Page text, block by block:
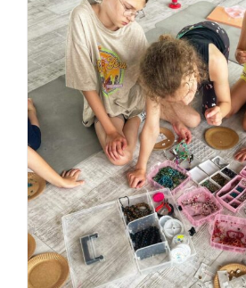
Ruszają ZAPISY na
12 lat termin 26-
Aktualności Studio